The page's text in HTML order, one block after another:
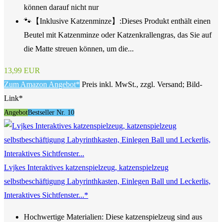
können darauf nicht nur
🐾【Inklusive Katzenminze】:Dieses Produkt enthält einen
Beutel mit Katzenminze oder Katzenkrallengras, das Sie auf
die Matte streuen können, um die...
13,99 EUR
Zum Amazon Angebot* Preis inkl. MwSt., zzgl. Versand; Bild-
Link*
AngebotBestseller Nr. 10
Lvjkes Interaktives katzenspielzeug, katzenspielzeug
selbstbeschäftigung Labyrinthkasten, Einlegen Ball und Leckerlis,
Interaktives Sichtfenster...*
Hochwertige Materialien: Diese katzenspielzeug sind aus